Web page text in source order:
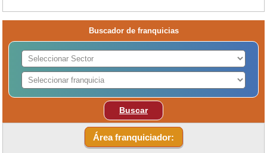
Buscador de franquicias
Buscar
Área franquiciador: